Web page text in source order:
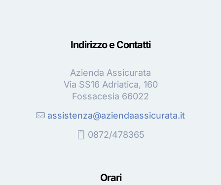
Indirizzo e Contatti
Azienda Assicurata
Via SS16 Adriatica, 160
Fossacesia 66022
assistenza@aziendaassicurata.it
0872/478365
Orari